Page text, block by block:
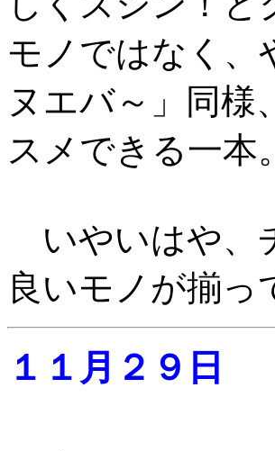
モノではなく、
ヌエバ～」同様
スメできる一本。
いやいはや、
良いモノが揃っ
１１月２９日